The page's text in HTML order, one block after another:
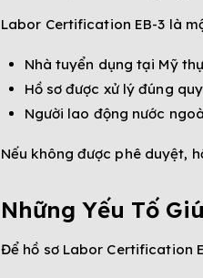
Labor Certification EB-3 là
Nhà tuyển dụng tại Mỹ
Hồ sơ được xử lý đúng
Người lao động nước
Nếu không được phê duyệt,
Những Yếu Tố
Để hồ sơ Labor Certification